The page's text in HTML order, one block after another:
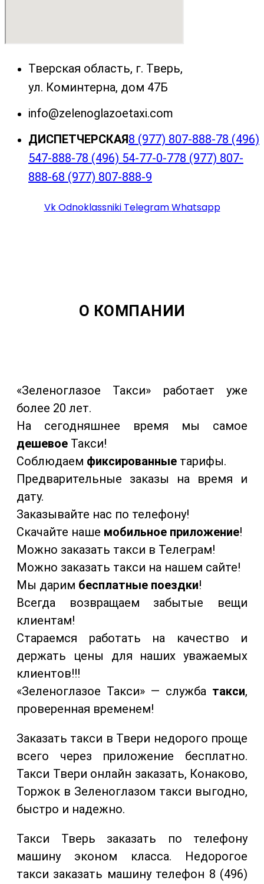
Тверская область, г. Тверь,
ул. Коминтерна, дом 47Б
info@zelenoglazoetaxi.com
ДИСПЕТЧЕРСКАЯ8 (977) 807-888-78 (496)
547-888-78 (496) 54-77-0-778 (977) 807-
888-68 (977) 807-888-9
VkOdnoklassniki TelegramWhatsapp
О КОМПАНИИ
«Зеленоглазое Такси» работает уже
более 20 лет.
На сегодняшнее время мы самое
дешевое Такси!
Соблюдаем фиксированные тарифы.
Предварительные заказы на время и
дату.
Заказывайте нас по телефону!
Скачайте наше мобильное приложение!
Можно заказать такси в Телеграм!
Можно заказать такси на нашем сайте!
Мы дарим бесплатные поездки!
Всегда возвращаем забытые вещи
клиентам!
Стараемся работать на качество и
держать цены для наших уважаемых
клиентов!!!
«Зеленоглазое Такси» — служба такси,
проверенная временем!
Заказать такси в Твери недорого проще
всего через приложение бесплатно.
Такси Твери онлайн заказать, Конаково,
Торжок в Зеленоглазом такси выгодно,
быстро и надежно.
Такси Тверь заказать по телефону
машину эконом класса. Недорогое
такси заказать машину телефон 8 (496)